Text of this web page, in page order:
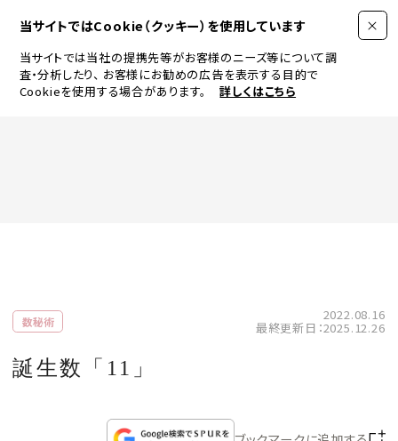
当サイトではCookie（クッキー）を使用しています
当サイトでは当社の提携先等がお客様のニーズ等について調
査・分析したり、 お客様にお勧めの広告を表示する目的で
Cookieを使用する場合があります。
詳しくはこちら
LIFESTYLE
数秘術 2022.08.16
最終更新日：2025.12.26
誕生数「11」